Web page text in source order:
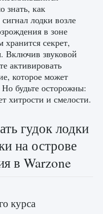
знать, как
лодки возле
в зоне
секрет,
звуковой
активировать
которое может
будьте осторожны:
хитрости и смелости.
гудок лодки
на острове
в Warzone
курса